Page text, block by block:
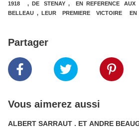
1918 , DE STENAY , EN REFERENCE
BELLEAU , LEUR PREMIERE VICTOIRE
Partager
Vous aimerez aussi